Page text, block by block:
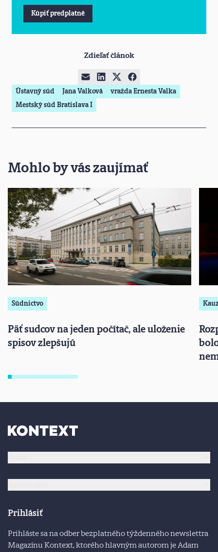
Kúpiť predplatné
Zdieľať článok
Ústavný súd Jana Valková
vražda Ernesta Valka
Mestský súd Bratislava I
Mohlo by vás zaujímať
Súdnictvo
Päť sudcov na jeden počítač, ale uloženie
spisov zlepšujú
Prihlásiť
Prihláste sa na odber bezplatného týždenného newslettra
Magazínu Kontext, ktorého hlavným autorom je Adam